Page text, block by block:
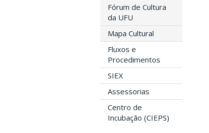
Fórum de Cultura
da UFU
Mapa Cultural
Fluxos e
Procedimentos
SIEX
Assessorias
Centro de
Incubação (CIEPS)